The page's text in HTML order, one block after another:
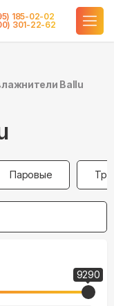
185-02-02
301-22-62
Ballu
Паровые
9290